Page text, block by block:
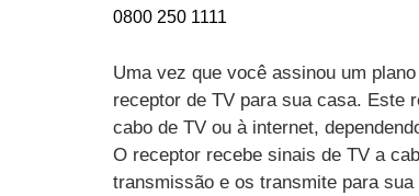
0800 250 1111
Uma vez que você assinou um
receptor de TV para sua casa. Este
cabo de TV ou à internet,
O receptor recebe sinais de TV a
transmissão e os transmite para